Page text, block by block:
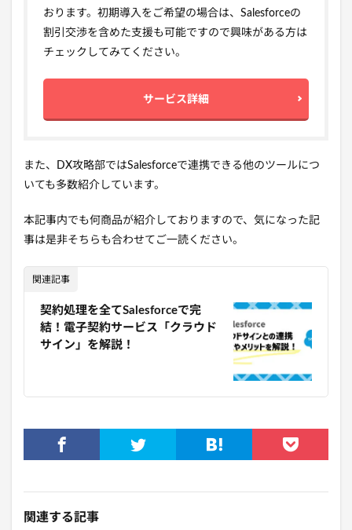
おります。初期導入をご希望の場合は、Salesforceの
割引交渉を含めた支援も可能ですので興味がある方は
チェックしてみてください。
サービス詳細
また、DX攻略部ではSalesforceで連携できる他のツールにつ
いても多数紹介しています。
本記事内でも何商品が紹介しておりますので、気になった記
事は是非そちらも合わせてご一読ください。
関連記事
契約処理を全てSalesforceで完
結！電子契約サービス「クラウド
サイン」を解説！
関連する記事